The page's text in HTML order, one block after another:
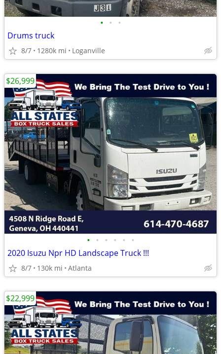
• • •
Drums truck
8/7 1280k mi Loganville
• • • • • •
2020 Isuzu Npr HD Landscape Truck !!!
8/7 130k mi Atlanta
$26,999
$22,999